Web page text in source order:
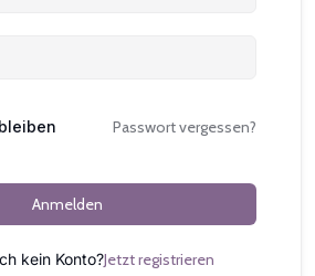
Passwort vergessen?
Anmelden
kein Konto?Jetzt registrieren